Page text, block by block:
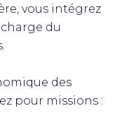
vous intégrez
du
des
pour missions :